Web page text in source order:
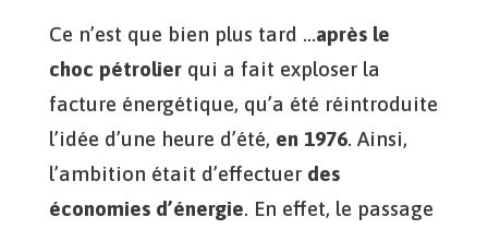
Ce n’est que bien plus tard …après le
choc pétrolierqui a fait exploser la
facture énergétique, qu’a été réintroduite
l’idée d’une heure d’été, en 1976. Ainsi,
l’ambition était d’effectuer des
économies d’énergie. En effet, le passage